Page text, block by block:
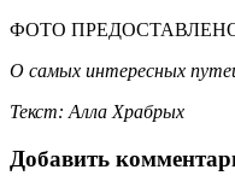
ФОТО
О самых интересных
Текст: Алла Храбрых
Добавить